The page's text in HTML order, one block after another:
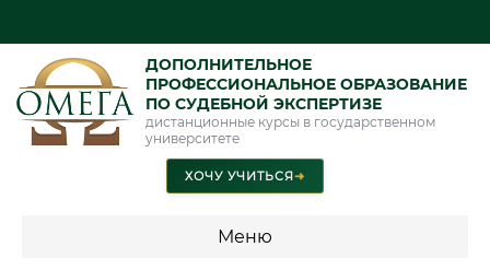
ДОПОЛНИТЕЛЬНОЕ
ПРОФЕССИОНАЛЬНОЕ ОБРАЗОВАНИЕ
ПО СУДЕБНОЙ ЭКСПЕРТИЗЕ
дистанционные курсы в государственном
университете
ХОЧУ УЧИТЬСЯ➜
Меню